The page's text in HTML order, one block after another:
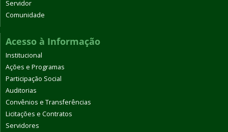
Servidor
Comunidade
Acesso à Informação
Institucional
Ações e Programas
Participação Social
Auditorias
Convênios e Transferências
Licitações e Contratos
Servidores